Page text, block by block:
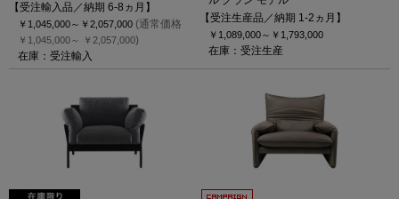
【受注輸入品／納期 6-8ヵ月】
￥1,045,000～ ￥2,057,000 (通常価格
￥1,045,000～ ￥2,057,000)
在庫：受注輸入
【受注生産品／納期 1-2ヵ月】
￥1,089,000～ ￥1,793,000
在庫：受注生産